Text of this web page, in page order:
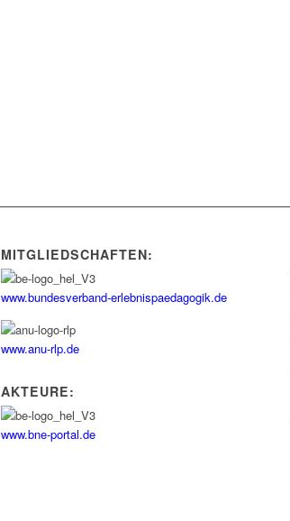
MITGLIEDSCHAFTEN:
www.bundesverband-erlebnispaedagogik.de
www.anu-rlp.de
AKTEURE:
www.bne-portal.de